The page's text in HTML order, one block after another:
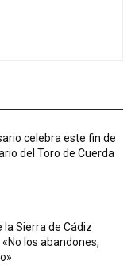
celebra este fin de
del Toro de Cuerda
Sierra de Cádiz
los abandones,